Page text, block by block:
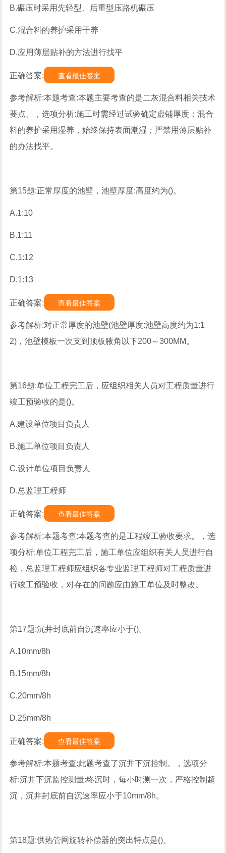
B.碾压时采用先轻型、后重型压路机碾压
C.混合料的养护采用干养
D.应用薄层贴补的方法进行找平
正确答案: 查看最佳答案
参考解析:本题考查:本题主要考查的是二灰混合料相关技术
要点。，选项分析:施工时需经过试验确定虚铺厚度；混合
料的养护采用湿养，始终保持表面潮湿；严禁用薄层贴补
的办法找平。
第15题:正常厚度的池壁，池壁厚度:高度约为()。
A.1:10
B.1:11
C.1:12
D.1:13
正确答案: 查看最佳答案
参考解析:对正常厚度的池壁(池壁厚度:池壁高度约为1:1
2)，池壁模板一次支到顶板腋角以下200～300MM。
第16题:单位工程完工后，应组织相关人员对工程质量进行
竣工预验收的是()。
A.建设单位项目负责人
B.施工单位项目负责人
C.设计单位项目负责人
D.总监理工程师
正确答案: 查看最佳答案
参考解析:本题考查:本题考查的是工程竣工验收要求。，选
项分析:单位工程完工后，施工单位应组织有关人员进行自
检，总监理工程师应组织各专业监理工程师对工程质量进
行竣工预验收，对存在的问题应由施工单位及时整改。
第17题:沉井封底前自沉速率应小于()。
A.10mm/8h
B.15mm/8h
C.20mm/8h
D.25mm/8h
正确答案: 查看最佳答案
参考解析:本题考查:此题考查了沉井下沉控制。，选项分
析:沉井下沉监控测量:终沉时，每小时测一次，严格控制超
沉，沉井封底前自沉速率应小于10mm/8h。
第18题:供热管网旋转补偿器的突出特点是()。